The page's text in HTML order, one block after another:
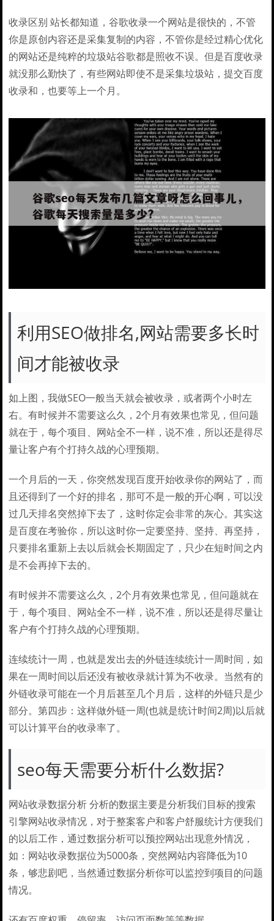
收录区别 站长都知道，谷歌收录一个网站是很快的，不管
你是原创内容还是采集复制的内容，不管你是经过精心优化
的网站还是纯粹的垃圾站谷歌都是照收不误。但是百度收录
就没那么勤快了，有些网站即使不是采集垃圾站，提交百度
收录和，也要等上一个月。
利用SEO做排名,网站需要多长时
间才能被收录
如上图，我做SEO一般当天就会被收录，或者两个小时左
右。有时候并不需要这么久，2个月有效果也常见，但问题
就在于，每个项目、网站全不一样，说不准，所以还是得尽
量让客户有个打持久战的心理预期。
一个月后的一天，你突然发现百度开始收录你的网站了，而
且还得到了一个好的排名，那可不是一般的开心啊，可以没
过几天排名突然掉下去了，这时你定会非常的灰心。其实这
是百度在考验你，所以这时你一定要坚持、坚持、再坚持，
只要排名重新上去以后就会长期固定了，只少在短时间之内
是不会再掉下去的。
有时候并不需要这么久，2个月有效果也常见，但问题就在
于，每个项目、网站全不一样，说不准，所以还是得尽量让
客户有个打持久战的心理预期。
连续统计一周，也就是发出去的外链连续统计一周时间，如
果在一周时间以后还没有被收录就计算为不收录。当然有的
外链收录可能在一个月后甚至几个月后，这样的外链只是少
部分。第四步：这样做外链一周(也就是统计时间2周)以后就
可以计算平台的收录率了。
seo每天需要分析什么数据?
网站收录数据分析 分析的数据主要是分析我们目标的搜索
引擎网站收录情况，对于整案客户和客户舒服统计方便我们
的以后工作，通过数据分析可以预控网站出现意外情况，
如：网站收录数据位为5000条，突然网站内容降低为10
条，够悲剧吧，当然通过数据分析你可以监控到项目的问题
情况。